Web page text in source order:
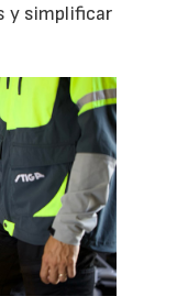
y simplificar